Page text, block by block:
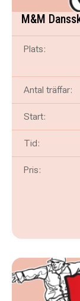
M&M
Plats:
Antal träffar:
Start:
Tid:
Pris: